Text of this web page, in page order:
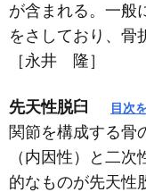
が含まれる。一般
をさしており、骨
［永井 隆］
先天性脱臼 目次
関節を構成する骨
（内因性）と二
的なものが先天性